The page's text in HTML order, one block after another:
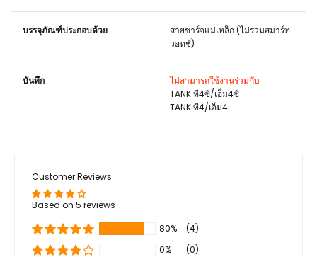
บรรจุภัณฑ์ประกอบด้วย
สายชาร์จแม่เหล็ก (ไม่รวมสมาร์ท
วอทช์)
บันทึก
ไม่สามารถใช้งานร่วมกับ
TANKที4ซี/เอ็ม4ซี
TANKที4/เอ็ม4
Customer Reviews
Based on 5 reviews
80%
(4)
0%
(0)